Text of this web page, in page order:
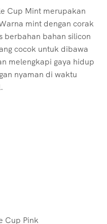
Cup Mint merupakan
mint dengan corak
berbahan bahan silicon
cocok untuk dibawa
melengkapi gaya hidup
nyaman di waktu
Cup Pink